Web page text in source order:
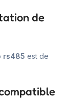
de
rs485 est de